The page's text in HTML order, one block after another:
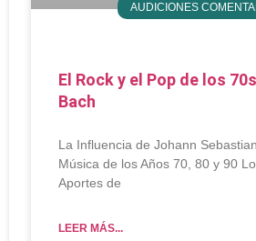
AUDICIONES
El Rock y el Pop de los
Bach
La Influencia de Johann
Música de los Años 70, 80 y 90
Aportes de
LEER MÁS...